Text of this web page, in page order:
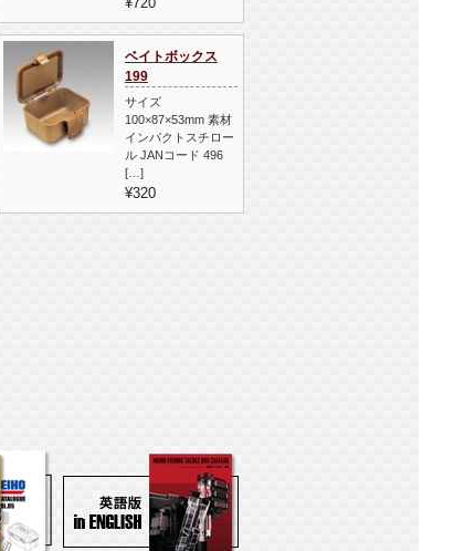
ベイトボックス
199
サイズ
100×87×53mm 素材
インパクトスチロー
ル JANコード 496
[…]
¥320